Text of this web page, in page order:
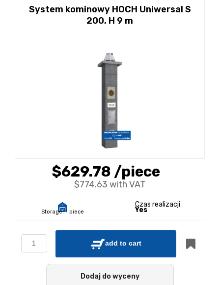
System kominowy HOCH Uniwersal S
200, H 9 m
$629.78 /piece
$774.63 with VAT
Storage: 1 piece
Czas realizacji
Yes
add to cart
Dodaj do wyceny